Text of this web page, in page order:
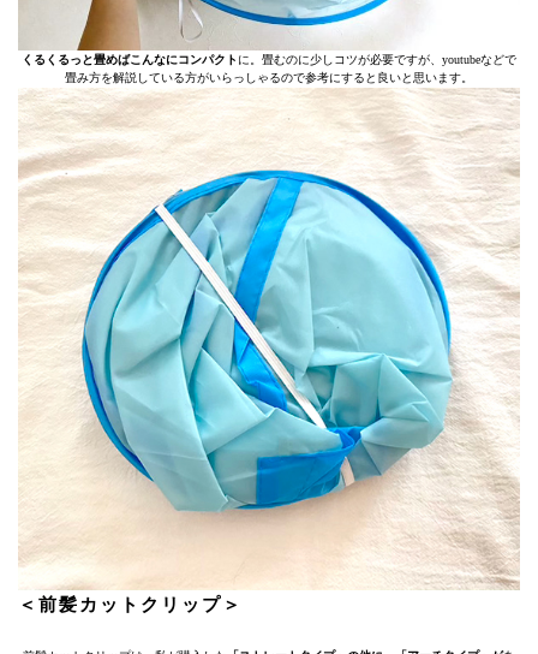
くるくるっと畳めばこんなにコンパクト に。畳むのに少しコツが必要ですが、youtubeなどで
畳み方を解説している方がいらっしゃるので参考にすると良いと思います。
＜前髪カットクリップ＞